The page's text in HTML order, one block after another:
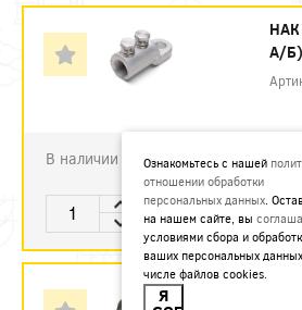
А/
В наличии
В
НАК
Ознакомьтесь с нашей
отношении обработки
персональных данных.
на нашем сайте, вы
условиями сбора и
ваших персональных
числе файлов cookies.
Я